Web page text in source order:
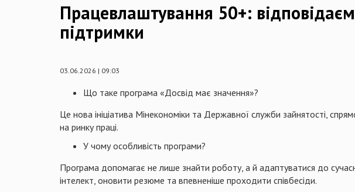
Працевлаштування 50+:
підтримки
03.06.2026 | 09:03
Що таке програма «Досвід має значення»?
Це нова ініціатива Мінекономіки та Державної служби зайнятості,
на ринку праці.
У чому особливість програми?
Програма допомагає не лише знайти роботу, а й адаптуватися до
інтелект, оновити резюме та впевненіше проходити співбесіди.